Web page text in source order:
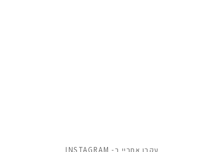
עקבו אחריי ב- INSTAGRAM